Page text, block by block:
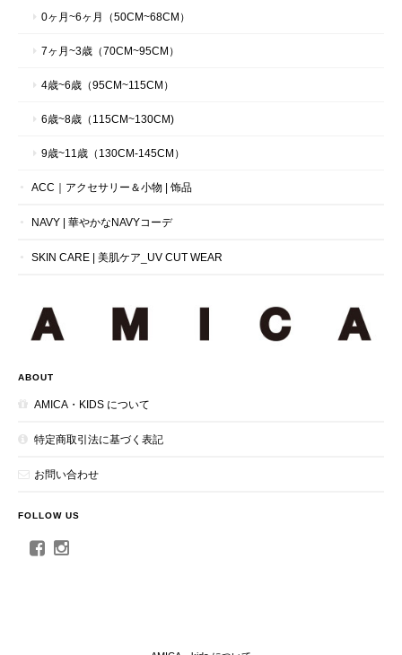
0ヶ月~6ヶ月（50CM~68CM）
7ヶ月~3歳（70CM~95CM）
4歳~6歳（95CM~115CM）
6歳~8歳（115CM~130CM)
9歳~11歳（130CM-145CM）
ACC｜アクセサリー＆小物 | 饰品
NAVY | 華やかなNAVYコーデ
SKIN CARE | 美肌ケア_UV CUT WEAR
ABOUT
AMICA・KIDS について
特定商取引法に基づく表記
お問い合わせ
FOLLOW US